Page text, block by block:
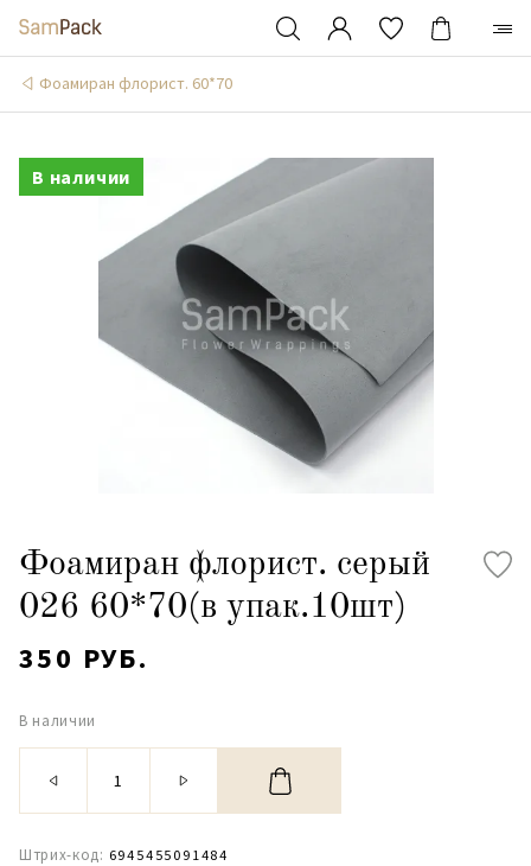
Фоамиран флорист. 60*70
В наличии
Фоамиран флорист. серый
026 60*70(в упак.10шт)
350 РУБ.
В наличии
Штрих-код: 6945455091484